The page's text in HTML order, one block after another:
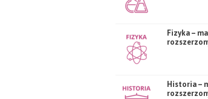
Fizyka –
Historia –